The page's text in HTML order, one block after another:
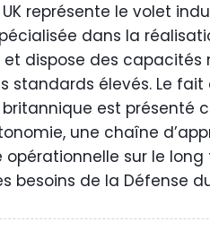
UK représente le volet
dans la
dispose des capacités
standards élevés. Le
est présenté
une chaîne
sur le
besoins de la Défense